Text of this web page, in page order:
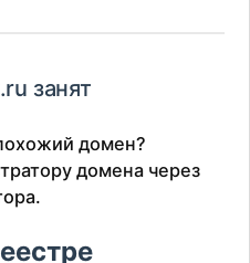
занят
домен?
домена через